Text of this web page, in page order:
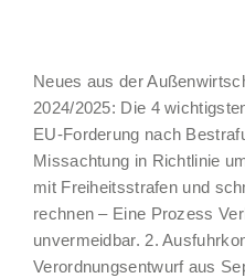
Neues aus der
2024/2025: Die 4
EU-Forderung nach
Missachtung in Richtlinie
mit Freiheitsstrafen und
rechnen – Eine Prozess
unvermeidbar. 2.
Verordnungsentwurf aus